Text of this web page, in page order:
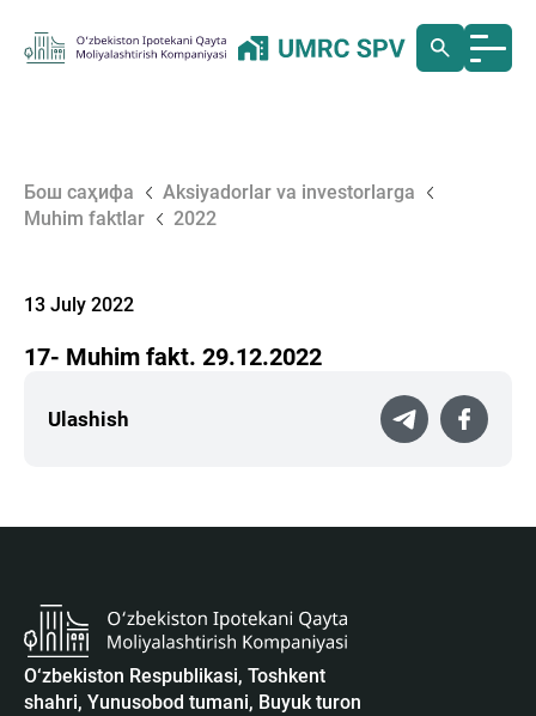
Бош саҳифа
Aksiyadorlar va investorlarga
Muhim faktlar
2022
13 July 2022
17- Muhim fakt. 29.12.2022
Ulashish
O‘zbekiston Respublikasi, Toshkent
shahri, Yunusobod tumani, Buyuk turon